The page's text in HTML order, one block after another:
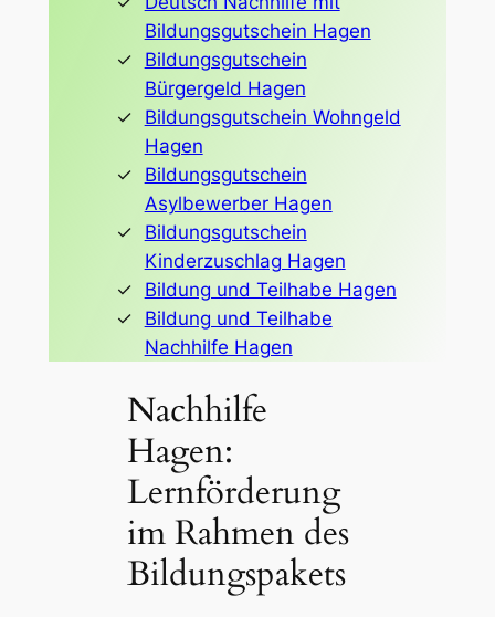
Bildungsgutschein Hagen
Bildungsgutschein
Bürgergeld Hagen
Bildungsgutschein Wohngeld
Hagen
Bildungsgutschein
Asylbewerber Hagen
Bildungsgutschein
Kinderzuschlag Hagen
Bildung und Teilhabe Hagen
Bildung und Teilhabe
Nachhilfe Hagen
Nachhilfe
Hagen:
Lernförderung
im Rahmen des
Bildungspakets